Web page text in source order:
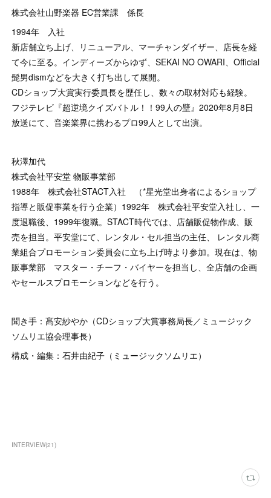
株式会社山野楽器 EC営業課 係長
1994年 入社
新店舗立ち上げ、リニューアル、マーチャンダイザー、店長を経
て今に至る。インディーズからゆず、SEKAI NO OWARI、Official
髭男dismなどを大きく打ち出して展開。
CDショップ大賞実行委員長を歴任し、数々の取材対応も経験。
フジテレビ『超逆境クイズバトル！！99人の壁』2020年8月8日
放送にて、音楽業界に携わるプロ99人として出演。
秋澤加代
株式会社平安堂 物販事業部
1988年 株式会社STACT入社 （*星光堂出身者によるショップ
指導と販促事業を行う企業）1992年 株式会社平安堂入社し、一
度退職後、1999年復職。STACT時代では、店舗販促物作成、販
売を担当。平安堂にて、レンタル・セル担当の主任、 レンタル商
業組合プロモーション委員会に立ち上げ時より参加。現在は、物
販事業部 マスター・チーフ・バイヤーを担当し、全店舗の企画
やセールスプロモーションなどを行う。
聞き手：髙安紗やか（CDショップ大賞事務局長／ミュージック
ソムリエ協会理事長）
構成・編集：石井由紀子（ミュージックソムリエ）
INTERVIEW(21)